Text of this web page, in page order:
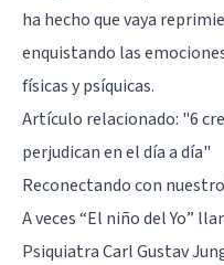
ha hecho que vaya
enquistando las
físicas y psíquicas.
Artículo relacionado: "6
perjudican en el día a día"
Reconectando con
A veces “El niño del Yo”
PsiquiatraCarl Gustav